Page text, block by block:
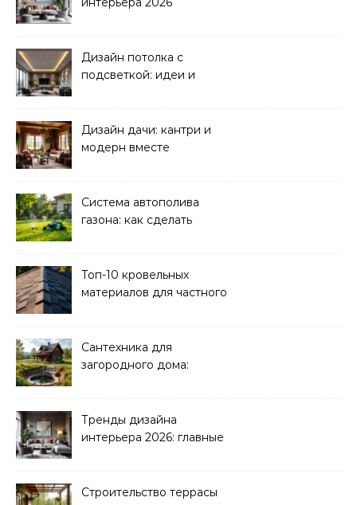
Дизайн потолка с
подсветкой: идеи и
Дизайн дачи: кантри и
модерн вместе
Система автополива
газона: как сделать
Топ-10 кровельных
материалов для частного
Сантехника для
загородного дома:
Тренды дизайна
интерьера 2026: главные
Строительство террасы